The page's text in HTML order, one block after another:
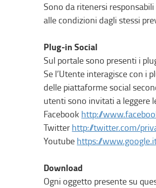
Sono da ritenersi
alle condizioni dagli stessi
Plug-in Social
Sul portale sono presenti i
Se l’Utente interagisce con i
delle piattaforme social
utenti sono invitati a leggere
Facebook http://
Twitter http://twitter.com/
Youtube https://
Download
Ogni oggetto presente su